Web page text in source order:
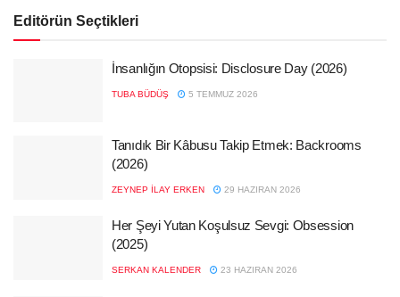
Editörün Seçtikleri
İnsanlığın Otopsisi: Disclosure Day (2026)
TUBA BÜDÜŞ 5 TEMMUZ 2026
Tanıdık Bir Kâbusu Takip Etmek: Backrooms
(2026)
ZEYNEP İLAY ERKEN 29 HAZIRAN 2026
Her Şeyi Yutan Koşulsuz Sevgi: Obsession
(2025)
SERKAN KALENDER 23 HAZIRAN 2026